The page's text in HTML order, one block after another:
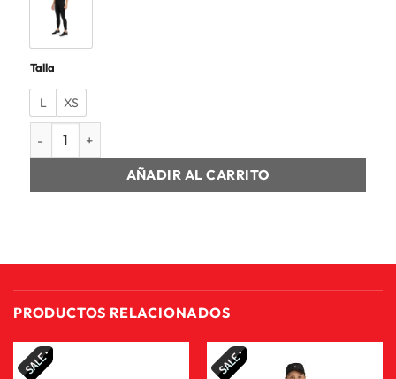
Talla
L
XS
LYCRA LARGA MUJER W NK DF FAST MR 7/8 TGT NVLT
AÑADIR AL CARRITO
PRODUCTOS RELACIONADOS